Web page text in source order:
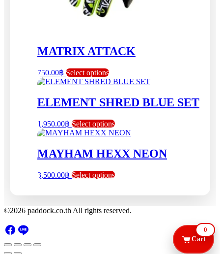
MATRIX ATTACK
750.00฿ Select optionsThis
product
multiple
variants.
options
may
chosen
on
the
product
ELEMENT SHRED BLUE SET
1,950.00฿ Select optionsThis
product
multiple
variants.
options
be
on
MAYHAM HEXX NEON
3,500.00฿ Select optionsThis
variants.
©2026 paddock.co.th All rights reserved.
Cart
0